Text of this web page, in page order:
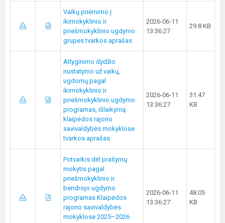
Vaikų priėmimo į
ikimokyklinio ir
priešmokyklinio ugdymo
grupes tvarkos aprašas
2026-06-11
13:36:27
29.8 KB
Atlyginimo dydžio
nustatymo už vaikų,
ugdomų pagal
ikimokyklinio ir
priešmokyklinio ugdymo
programas, išlaikymą
klaipėdos rajono
savivaldybės mokyklose
tvarkos aprašas
2026-06-11
13:36:27
31.47
KB
Potvarkis dėl prašymų
mokytis pagal
priešmokyklinio ir
bendrojo ugdymo
programas Klaipėdos
rajono savivaldybės
mokyklose 2025–2026
2026-06-11
13:36:27
48.05
KB